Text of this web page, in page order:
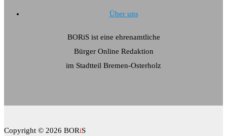
Über uns
BORiS ist eine ehrenamtliche
Bürger Online Redaktion
im Stadtteil Bremen-Osterholz
Copyright © 2026 BORiS